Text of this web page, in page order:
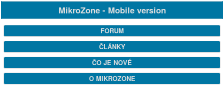
MikroZone - Mobile version
FORUM
ČLÁNKY
ČO JE NOVÉ
O MIKROZONE